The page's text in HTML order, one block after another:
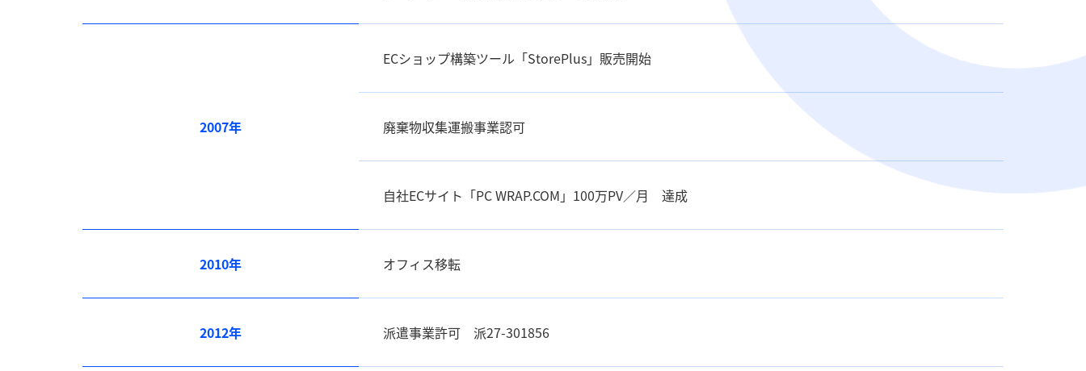
2007年
ECショップ構築ツール「StorePlus」販売開始
廃棄物収集運搬事業認可
自社ECサイト「PC WRAP.COM」100万PV／月 達成
2010年 オフィス移転
2012年 派遣事業許可 派27-301856